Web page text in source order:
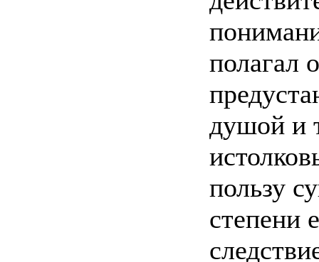
полагал
душой и
пользу
степени